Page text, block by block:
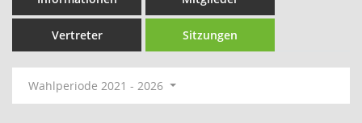
Vertreter Sitzungen
Wahlperiode 2021 - 2026